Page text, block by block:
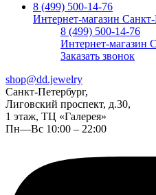
8 (499) 500-14-76
Интернет-магазин
8 (499) 500-14-76
Интернет-магазин
Заказать звонок
shop@dd.jewelry
Санкт-Петербург,
Лиговский проспект, д.30,
1 этаж, ТЦ «Галерея»
Пн—Вс 10:00 – 22:00